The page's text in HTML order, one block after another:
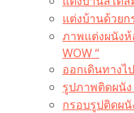
แต่งบ้านด้วย
ภาพแต่งผนัง
WOW “
ออกเดินทางไ
รูปภาพติดผนั
กรอบรูปติดผ